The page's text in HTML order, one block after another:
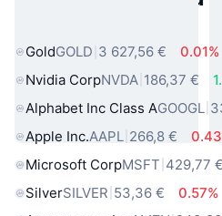
GoldGOLD 3 627,56 €
0.01%
Nvidia CorpNVDA 186,37 €
Alphabet Inc Class AGOOGL
Apple Inc.AAPL 266,8 €
Microsoft CorpMSFT 429,77 €
SilverSILVER 53,36 €
0.57%